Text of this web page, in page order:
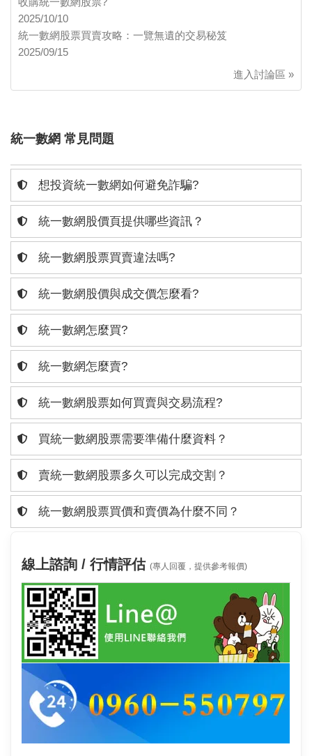
2025/10/10
統一數網股票買賣攻略：一覽無遺的交易秘笈
2025/09/15
進入討論區 »
統一數網 常見問題
想投資統一數網如何避免詐騙?
統一數網股價頁提供哪些資訊？
統一數網股票買賣違法嗎?
統一數網股價與成交價怎麼看?
統一數網怎麼買?
統一數網怎麼賣?
統一數網股票如何買賣與交易流程?
買統一數網股票需要準備什麼資料？
賣統一數網股票多久可以完成交割？
統一數網股票買價和賣價為什麼不同？
線上諮詢 / 行情評估 (專人回覆，提供參考報價)